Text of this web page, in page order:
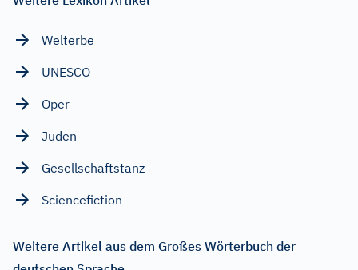
Welterbe
UNESCO
Oper
Juden
Gesellschaftstanz
Sciencefiction
Weitere Artikel aus dem Großes Wörterbuch der